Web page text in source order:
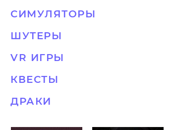
СИМУЛЯТОРЫ
ШУТЕРЫ
VR ИГРЫ
КВЕСТЫ
ДРАКИ